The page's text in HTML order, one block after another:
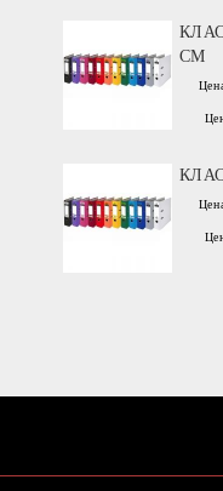
СМ